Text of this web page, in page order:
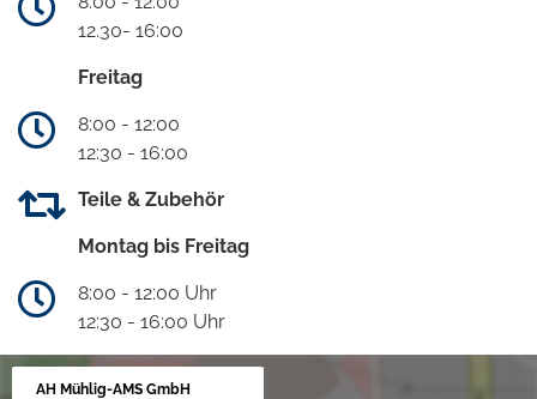
12.30- 16:00
Freitag
8:00 - 12:00
12:30 - 16:00
Teile & Zubehör
Montag bis Freitag
8:00 - 12:00 Uhr
12:30 - 16:00 Uhr
AH Mühlig-AMS GmbH